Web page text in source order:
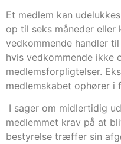
Et medlem kan
op til seks måneder eller
vedkommende handler
hvis vedkommende ikke
medlemsforpligtelser.
medlemskabet ophører i
I sager om midlertidig
medlemmet krav på at
bestyrelse træffer sin